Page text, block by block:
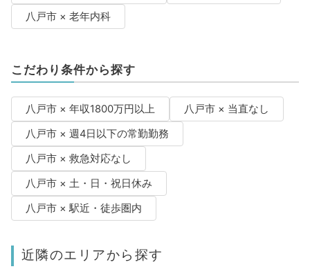
八戸市 × 老年内科
こだわり条件から探す
八戸市 × 年収1800万円以上
八戸市 × 当直なし
八戸市 × 週4日以下の常勤勤務
八戸市 × 救急対応なし
八戸市 × 土・日・祝日休み
八戸市 × 駅近・徒歩圏内
近隣のエリアから探す